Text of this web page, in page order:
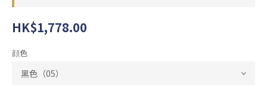
HK$1,778.00
顔色